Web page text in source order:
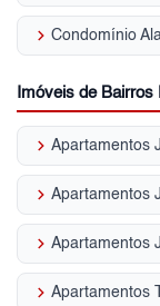
keyboard_arrow_right Condomínio
Imóveis de Bairros
keyboard_arrow_right Apartamentos
keyboard_arrow_right Apartamentos
keyboard_arrow_right Apartamentos
keyboard_arrow_right Apartamentos